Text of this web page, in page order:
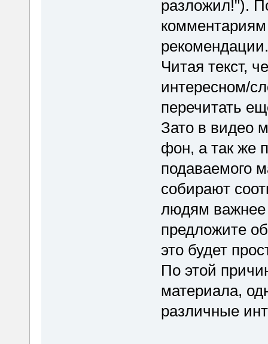
разложил!").
рекомендации.
Читая текст,
интересном/
перечитать
Зато в видео
фон, а так же
подаваемого
собирают
людям важнее
предложите
это будет
По этой
материала,
различные